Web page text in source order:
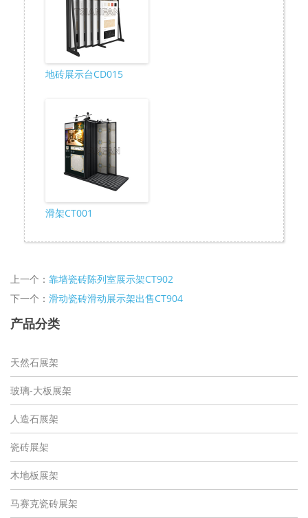
地砖展示台CD015
滑架CT001
上一个： 靠墙瓷砖陈列室展示架CT902
下一个： 滑动瓷砖滑动展示架出售CT904
产品分类
天然石展架
玻璃-大板展架
人造石展架
瓷砖展架
木地板展架
马赛克瓷砖展架